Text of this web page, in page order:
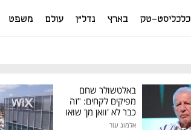
כלכליסט-טק בארץ נדל"ן עולם משפט
באלטשולר שחם
מפיקים לקחים: "זה
כבר לא 'וואן מן' שואו
של גילעד"
אלמוג עזר